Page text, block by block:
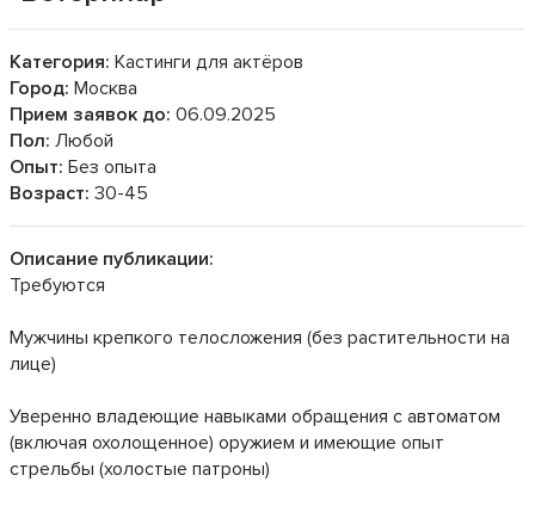
Категория: Кастинги для актёров
Город: Москва
Прием заявок до: 06.09.2025
Пол: Любой
Опыт: Без опыта
Возраст: 30-45
Описание публикации:
Требуются
Мужчины крепкого телосложения (без растительности на
лице)
Уверенно владеющие навыками обращения с автоматом
(включая охолощенное) оружием и имеющие опыт
стрельбы (холостыe патроны)